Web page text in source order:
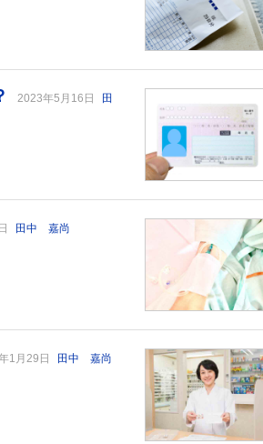
2023年5月16日
田
田中 嘉尚
1月29日 田中 嘉尚